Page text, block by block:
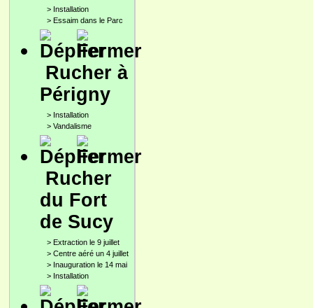
> Installation
> Essaim dans le Parc
Rucher à
Périgny
> Installation
> Vandalisme
Rucher
du Fort
de Sucy
> Extraction le 9 juillet
> Centre aéré un 4 juillet
> Inauguration le 14 mai
> Installation